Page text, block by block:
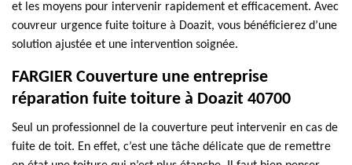
et les moyens pour intervenir rapidement et efficacement. Avec
couvreur urgence fuite toiture à Doazit, vous bénéficierez d’une
solution ajustée et une intervention soignée.
FARGIER Couverture une entreprise
réparation fuite toiture à Doazit 40700
Seul un professionnel de la couverture peut intervenir en cas de
fuite de toit. En effet, c’est une tâche délicate que de remettre